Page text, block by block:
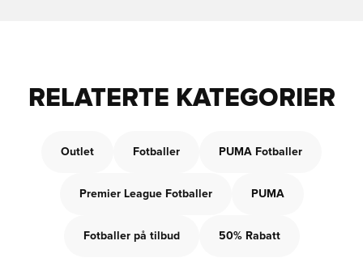
RELATERTE KATEGORIER
Outlet Fotballer PUMA Fotballer
Premier League Fotballer PUMA
Fotballer på tilbud 50% Rabatt